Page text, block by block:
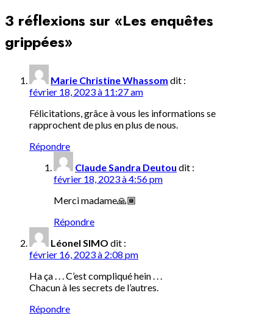
3 réflexions sur «Les enquêtes
grippées»
Marie Christine Whassom dit :
février 18, 2023 à 11:27 am
Félicitations, grâce à vous les informations se
rapprochent de plus en plus de nous.
Répondre
Claude Sandra Deutou dit :
février 18, 2023 à 4:56 pm
Merci madame🙏🏾
Répondre
Léonel SIMO dit :
février 16, 2023 à 2:08 pm
Ha ça . . . C’est compliqué hein . . .
Chacun à les secrets de l’autres.
Répondre